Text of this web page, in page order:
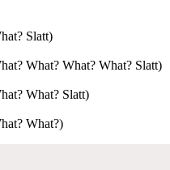
Slatt)
What? What? What? Slatt)
What? Slatt)
What?)